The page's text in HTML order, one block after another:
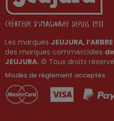
Les marques JEUJURA,
des marques commerciales
JEUJURA. © Tous droits
Modes de règlement acceptés